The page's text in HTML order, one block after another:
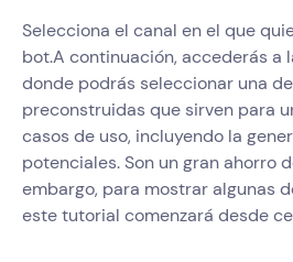
Selecciona el canal en el que
bot.A continuación, accederás a
donde podrás seleccionar una
preconstruidas que sirven para
casos de uso, incluyendo la
potenciales. Son un gran ahorro
embargo, para mostrar algunas
este tutorial comenzará desde